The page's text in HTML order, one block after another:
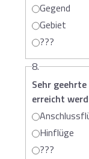
Gegend
Gebiet
???
8.
Sehr
erreicht
Hinflüge
???